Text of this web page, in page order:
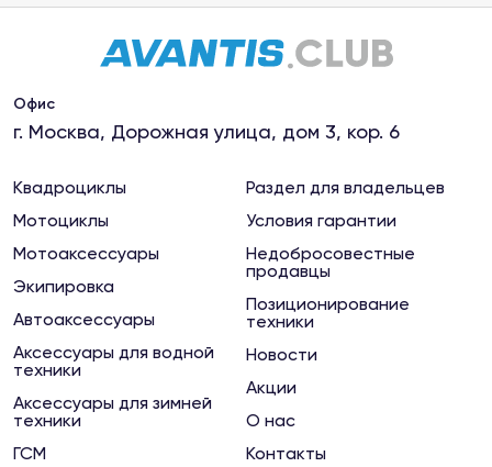
Магазин "МотоКалуга"
Киржач, ул.Привокзальная, 63
Магазин "Мотомаркет"
Сыктывкар, ул. Морозова, 209
Магазин "Мототехника на Новой"
Вязники, ул.Новая, 7
Офис
г. Москва, Дорожная улица, дом 3, кор. 6
Квадроциклы
Мотоциклы
Мотоаксессуары
Экипировка
Автоаксессуары
Аксессуары для водной
техники
Аксессуары для зимней
техники
ГСМ
Раздел для владельцев
Условия гарантии
Недобросовестные
продавцы
Позиционирование
техники
Новости
Акции
О нас
Контакты